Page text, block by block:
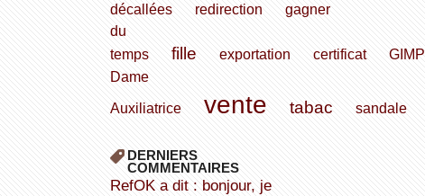
décallées
redirection
gagner
du
temps
fille exportation certificat GIMP
Dame
Auxiliatrice
vente tabac sandale
DERNIERS
COMMENTAIRES
refOK a dit : bonjour, je